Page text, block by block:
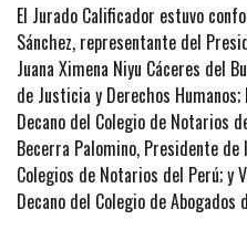
El Jurado Calificador estuvo
Sánchez, representante del
Juana Ximena Niyu Cáceres del
de Justicia y Derechos
Decano del Colegio de Notarios
Becerra Palomino, Presidente de
Colegios de Notarios del Perú; y
Decano del Colegio de Abogados